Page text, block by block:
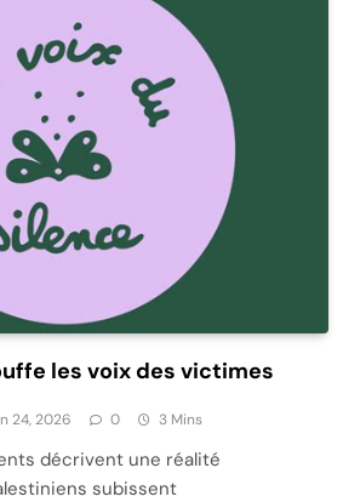
les voix des victimes
24, 2026 0 3 Mins
décrivent une réalité
subissent